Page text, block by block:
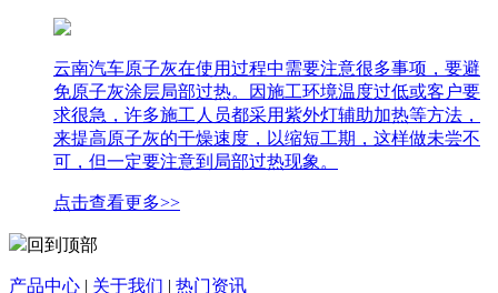
云南汽车原子灰在使用过程中需要注意很多事项，要避
免原子灰涂层局部过热。因施工环境温度过低或客户要
求很急，许多施工人员都采用紫外灯辅助加热等方法，
来提高原子灰的干燥速度，以缩短工期，这样做未尝不
可，但一定要注意到局部过热现象。
点击查看更多>>
回到顶部
产品中心 | 关于我们 | 热门资讯